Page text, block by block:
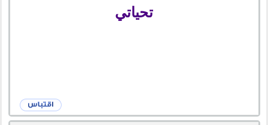
تحياتي